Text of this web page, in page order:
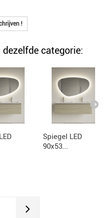
!
categorie:
Spiegel LED
90x53...